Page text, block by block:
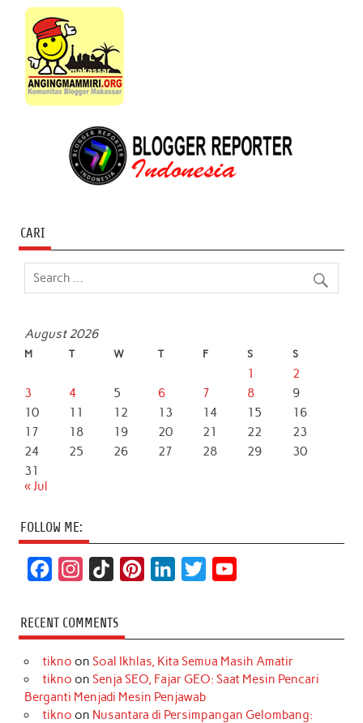
CARI
August 2026
M T W T F S S
1
2
3
4 5 6 7 8
9
10
11 12 13 14 15
16
17
18 19 20 21 22
23
24
25 26 27 28 29
30
31
« Jul
FOLLOW ME:
c
e
b
o
s
t
a
r
k
T
o
k
t
e
r
e
k
e
d
I
t
t
r
T
u
e
RECENT COMMENTS
tikno on Soal Ikhlas, Kita Semua Masih Amatir
tikno on Senja SEO, Fajar GEO: Saat Mesin Pencari
Berganti Menjadi Mesin Penjawab
tikno on Nusantara di Persimpangan Gelombang: